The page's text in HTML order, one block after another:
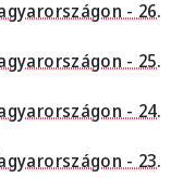
- 26.
- 25.
- 24.
- 23.